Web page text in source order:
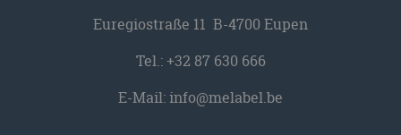
Euregiostraße 11 B-4700 Eupen
Tel.:+32 87 630 666
E-Mail:info@melabel.be